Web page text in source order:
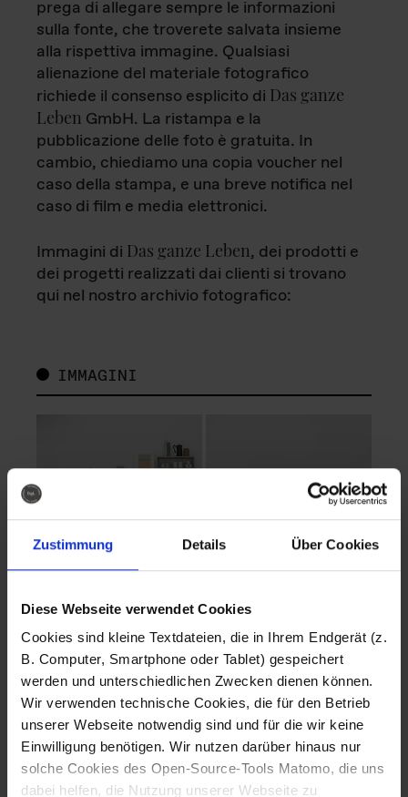
Zustimmung Details Über Cookies
Diese Webseite verwendet Cookies
Cookies sind kleine Textdateien, die in Ihrem Endgerät (z.
B. Computer, Smartphone oder Tablet) gespeichert
werden und unterschiedlichen Zwecken dienen können.
Wir verwenden technische Cookies, die für den Betrieb
unserer Webseite notwendig sind und für die wir keine
Einwilligung benötigen. Wir nutzen darüber hinaus nur
solche Cookies des Open-Source-Tools Matomo, die uns
dabei helfen, die Nutzung unserer Webseite zu
prega di allegare sempre le informazioni
sulla fonte, che troverete salvata insieme
alla rispettiva immagine. Qualsiasi
alienazione del materiale fotografico
richiede il consenso esplicito di Das ganze
Leben GmbH. La ristampa e la
pubblicazione delle foto è gratuita. In
cambio, chiediamo una copia voucher nel
caso della stampa, e una breve notifica nel
caso di film e media elettronici.
Immagini di Das ganze Leben, dei prodotti e
dei progetti realizzati dai clienti si trovano
qui nel nostro archivio fotografico:
IMMAGINI
Fotografo: Lorenz
Sternbach
Download
Fotografo: Lorenz
Sternbach
Download